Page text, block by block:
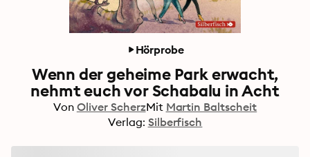
Hörprobe
Wenn der geheime Park erwacht,
nehmt euch vor Schabalu in Acht
Von Oliver ScherzMit Martin Baltscheit
Verlag: Silberfisch